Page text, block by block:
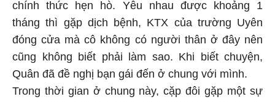
chính thức hẹn hò. Yêu nhau được khoảng 1
tháng thì gặp dịch bệnh, KTX của trường Uyên
đóng cửa mà cô không có người thân ở đây nên
cũng không biết phải làm sao. Khi biết chuyện,
Quân đã đề nghị bạn gái đến ở chung với mình.
Trong thời gian ở chung này, cặp đôi gặp một sự